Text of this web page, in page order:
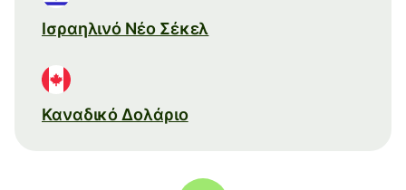
Ισραηλινό Νέο Σέκελ
Καναδικό Δολάριο